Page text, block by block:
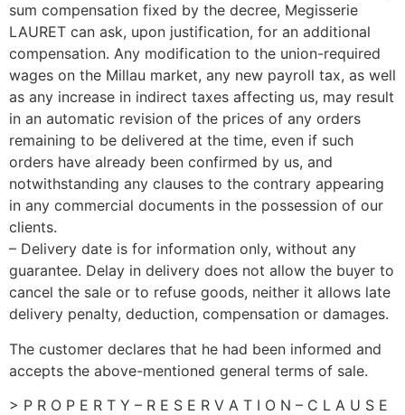
sum compensation fixed by the decree, Megisserie
LAURET can ask, upon justification, for an additional
compensation. Any modification to the union-required
wages on the Millau market, any new payroll tax, as well
as any increase in indirect taxes affecting us, may result
in an automatic revision of the prices of any orders
remaining to be delivered at the time, even if such
orders have already been confirmed by us, and
notwithstanding any clauses to the contrary appearing
in any commercial documents in the possession of our
clients.
– Delivery date is for information only, without any
guarantee. Delay in delivery does not allow the buyer to
cancel the sale or to refuse goods, neither it allows late
delivery penalty, deduction, compensation or damages.
The customer declares that he had been informed and
accepts the above-mentioned general terms of sale.
> P R O P E R T Y – R E S E R V A T I O N – C L A U S E